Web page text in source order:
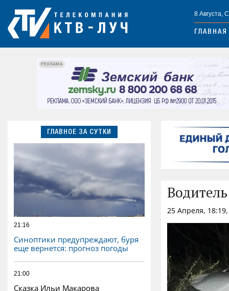
8 Августа,
ГЛАВНАЯ
РЕКЛАМА
ГЛАВНОЕ ЗА СУТКИ
21:16
Синоптики предупреждают, буря
еще вернется: прогноз погоды
21:00
Сказка Ильи Макарова
25 Апреля,